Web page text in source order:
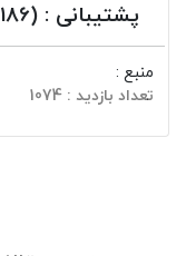
پشتیبانی : (09339774186)
منبع :
تعداد بازدید : 1074